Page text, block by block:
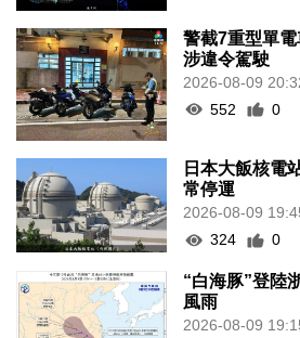
警截7重型單
涉違令駕駛
2026-08-09
552
0
日本大飯核電
常停運
2026-08-09
324
0
“白海豚”登陸
風雨
2026-08-09